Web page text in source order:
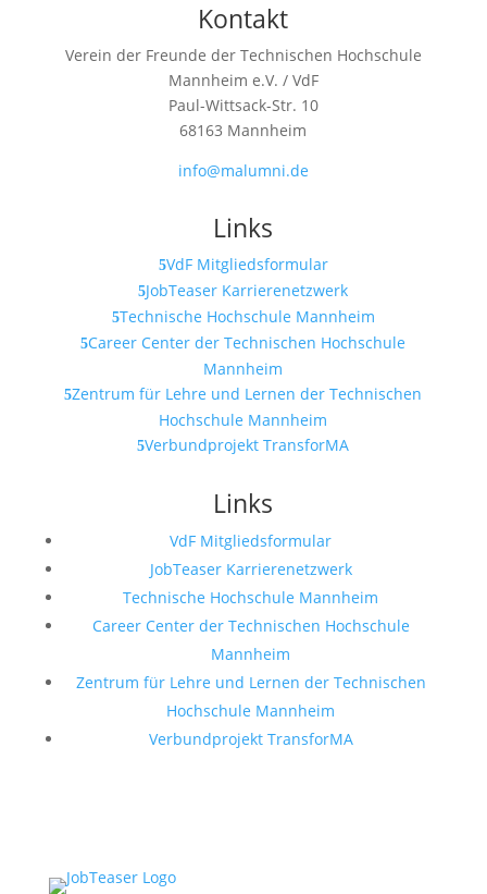
Kontakt
Verein der Freunde der Technischen Hochschule
Mannheim e.V. / VdF
Paul-Wittsack-Str. 10
68163 Mannheim
info@malumni.de
Links
VdF Mitgliedsformular
JobTeaser Karrierenetzwerk
Technische Hochschule Mannheim
Career Center der Technischen Hochschule
Mannheim
Zentrum für Lehre und Lernen der Technischen
Hochschule Mannheim
Verbundprojekt TransforMA
Links
VdF Mitgliedsformular
JobTeaser Karrierenetzwerk
Technische Hochschule Mannheim
Career Center der Technischen Hochschule
Mannheim
Zentrum für Lehre und Lernen der Technischen
Hochschule Mannheim
Verbundprojekt TransforMA